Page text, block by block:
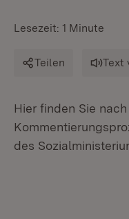
Lesezeit: 1 Minute
Teilen Text
Hier finden Sie
des